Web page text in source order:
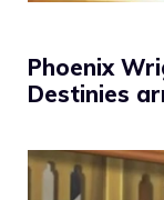
Phoenix
Destinies